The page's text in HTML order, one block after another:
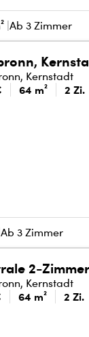
Ab 3 Zimmer
Kernstadt
64 m² 2 Zi.
Ab 3 Zimmer
2-
Kernstadt
64 m² 2 Zi.